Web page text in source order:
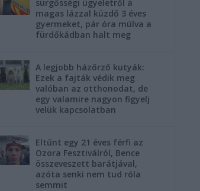
sürgősségi ügyeletről a
magas lázzal küzdő 3 éves
gyermeket, pár óra múlva a
fürdőkádban halt meg
A legjobb házőrző kutyák:
Ezek a fajták védik meg
valóban az otthonodat, de
egy valamire nagyon figyelj
velük kapcsolatban
Eltűnt egy 21 éves férfi az
Ozora Fesztiválról, Bence
összeveszett barátjával,
azóta senki nem tud róla
semmit